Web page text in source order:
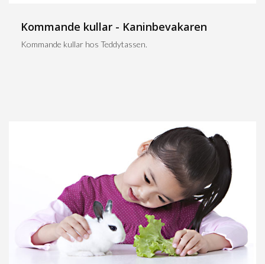
Kommande kullar - Kaninbevakaren
Kommande kullar hos Teddytassen.